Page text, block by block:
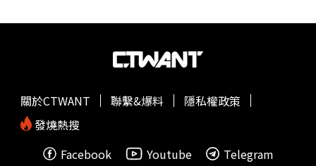
暗的政治氛圍中無法施展抱負，唯有煮茶品茗抒展情懷。因
器、吟詩賞畫與聞香等，同時融入生活藝術，使品茶成為一
種契合天地、回歸自然的活動，並提升至文化藝術的境界，
釋烹蒸爐盞瀹茶。（圖／吳德亮攝影）四大才子自然都留下
了許多精彩的品茶代表作，不僅帶動晚明文人的茶風鼎盛，
水、器具、環境、心情、氛圍的規範等。其中讓我印象深刻
關於CTWANT 聯繫&爆料
隱私權政策
發燒熱搜
Facebook
Youtube Telegram